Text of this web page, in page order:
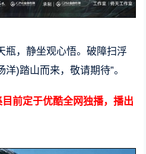
瓶，静坐观心悟。破障扫浮
)踏山而来，敬请期待”。
目前定于优酷全网独播，播出